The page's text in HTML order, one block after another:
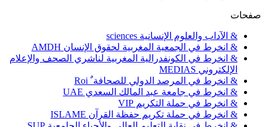
صفحات
& الآداب والعلوم الإنسانية sciences
& انخرط في الجمعية المغربية لحقوق الإنسان AMDH
& انخرط في الكونفدرالية المغربية لناشري الصحف والإعلام
الإلكتروني MEDIAS
& انخرط في المرصد الدولي للصحافة ٌ Roi
& انخرط في جامعة عبد المالك السعدي UAE
& انخرط في حملة التكريم VIP
& انخرط في حملة تكريم حفظة القرآن ISLAME